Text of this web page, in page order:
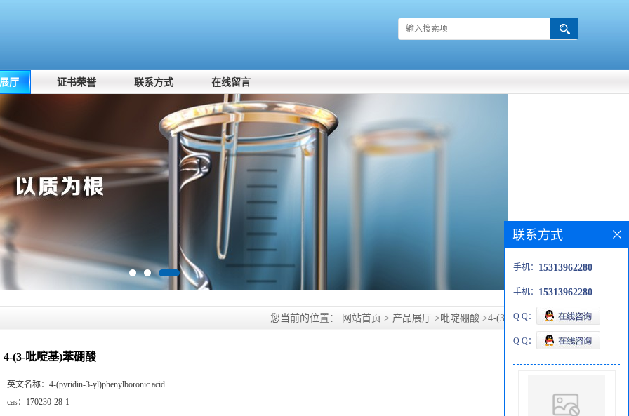
厅 证书荣誉 联系方式 在线留言
您当前的位置： 网站首页 > 产品展厅 >吡啶硼酸 >4-(3-吡啶基)苯硼酸
4-(3-吡啶基)苯硼酸
英文名称： 4-(pyridin-3-yl)phenylboronic acid
cas： 170230-28-1
联系方式
手机： 15313962280
手机： 15313962280
Q Q：
Q Q：